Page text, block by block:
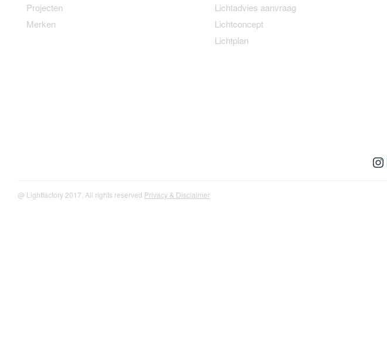
Projecten
Merken
Lichtadvies aanvraag
Lichtconcept
Lichtplan
@ Lightfactory 2017, All rights reserved Privacy & Disclaimer